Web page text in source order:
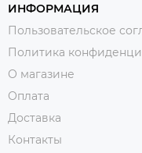
ИНФОРМАЦИЯ
Пользовательское
Политика
О магазине
Оплата
Доставка
Контакты